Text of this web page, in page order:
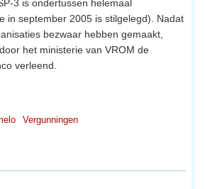
3 is ondertussen helemaal
in september 2005 is stilgelegd). Nadat
bezwaar hebben gemaakt,
het ministerie van VROM de
verleend.
Vergunningen